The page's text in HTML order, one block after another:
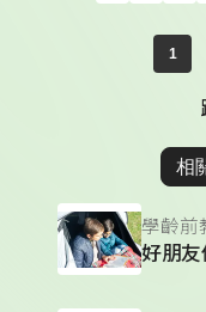
1
相
學齡前
好朋友